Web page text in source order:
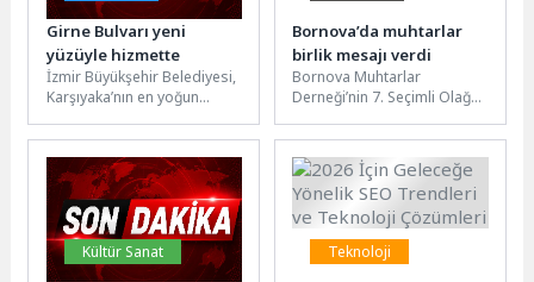
Girne Bulvarı yeni
yüzüyle hizmette
İzmir Büyükşehir Belediyesi,
Karşıyaka’nın en yoğun
Bulvarı’ndaki yenileme
çalışmalarını tamamladı.
Ordu Bulvarı...
Bornova’da muhtarlar
birlik mesajı verdi
Bornova Muhtarlar
Derneği’nin 7. Seçimli Olağan
Atatürk Kültür Merkezi STK
Yerleşkesi’nde geniş...
Kültür Sanat Teknoloji